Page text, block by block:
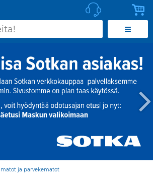
ja parvekematot